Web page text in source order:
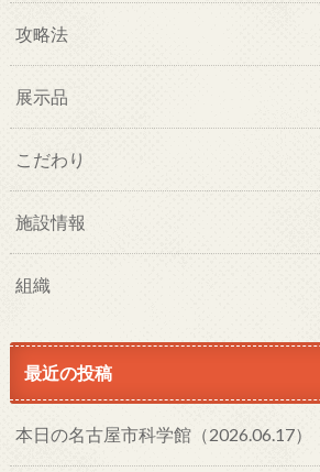
攻略法
展示品
こだわり
施設情報
組織
最近の投稿
本日の名古屋市科学館（2026.06.17）